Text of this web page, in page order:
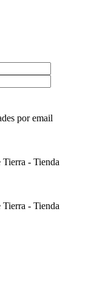
por email